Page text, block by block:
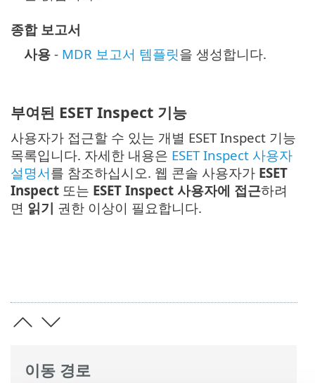
이동 경로
종합 보고서
사용 - MDR 보고서 템플릿을 생성합니다.
부여된 ESET Inspect 기능
사용자가 접근할 수 있는 개별 ESET Inspect 기능
목록입니다. 자세한 내용은 ESET Inspect 사용자
설명서를 참조하십시오. 웹 콘솔 사용자가 ESET
Inspect 또는 ESET Inspect 사용자에 접근하려
면 읽기 권한 이상이 필요합니다.